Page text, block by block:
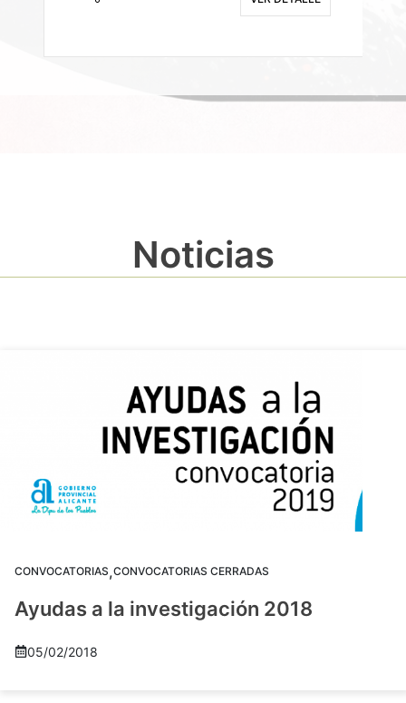
Noticias
CONVOCATORIAS,CONVOCATORIAS CERRADAS
Ayudas a la investigación 2018
05/02/2018